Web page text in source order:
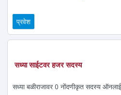
सध्या साईटवर हजर सदस्य
सध्या बळीराजावर 0 नोंदणीकृत सदस्य